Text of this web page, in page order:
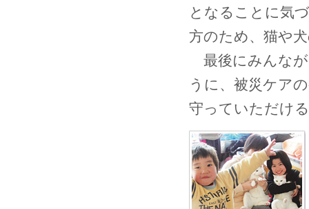
となることに気
方のため、猫や
最後にみんなが
うに、被災ケア
守っていただけ